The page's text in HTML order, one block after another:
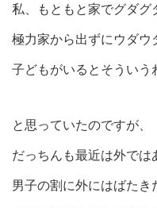
私、もともと家でグダグ
極力家から出ずにウダウ
子どもがいるとそういう
と思っていたのですが、
だっちんも最近は外では
男子の割に外にはばたき